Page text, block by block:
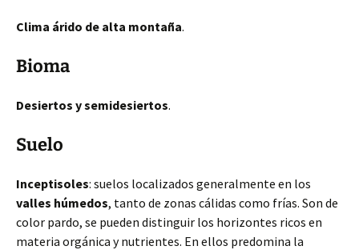
Clima árido de alta montaña.
Bioma
Desiertos y semidesiertos.
Suelo
Inceptisoles: suelos localizados generalmente en los
valles húmedos, tanto de zonas cálidas como frías. Son de
color pardo, se pueden distinguir los horizontes ricos en
materia orgánica y nutrientes. En ellos predomina la